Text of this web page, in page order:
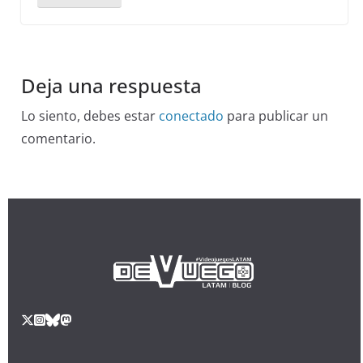
Deja una respuesta
Lo siento, debes estar conectado para publicar un
comentario.